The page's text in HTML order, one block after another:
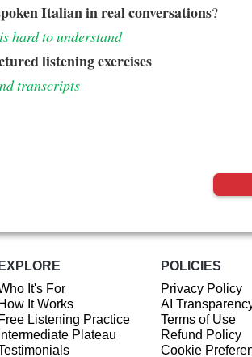
Italian in real conversations?
hard to understand
listening exercises
transcripts
EXPLORE
It's For
How It Works
Free Listening Practice
Intermediate Plateau
POLICIES
Privacy Policy
AI
Terms of Use
Refund Policy
Cookie